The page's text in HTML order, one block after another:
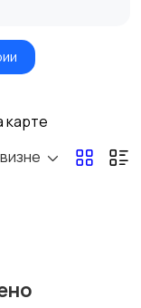
гарнитуры
карте